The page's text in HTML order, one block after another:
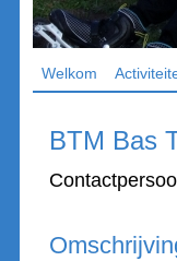
Welkom
BTM Bas